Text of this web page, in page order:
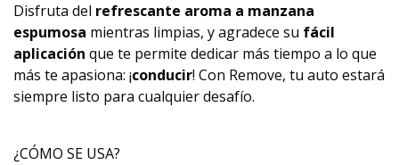
Disfruta del refrescante aroma a manzana
espumosa mientras limpias, y agradece su fácil
aplicación que te permite dedicar más tiempo a lo que
más te apasiona: ¡conducir! Con Remove, tu auto estará
siempre listo para cualquier desafío.
¿CÓMO SE USA?